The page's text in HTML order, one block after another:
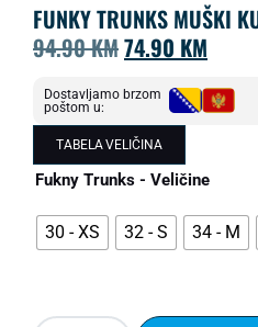
FUNKY TRUNKS MUŠKI
94.90KM74.90 KM
Dostavljamo brzom
poštom u:
TABELA VELIČINA
Fukny Trunks - Veličine
30 - XS 32 - S 34 - M